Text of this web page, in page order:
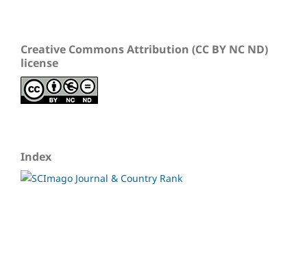
Creative Commons Attribution (CC BY NC ND)
license
Index